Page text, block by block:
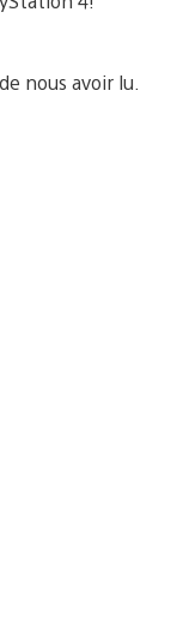
nous avoir lu.